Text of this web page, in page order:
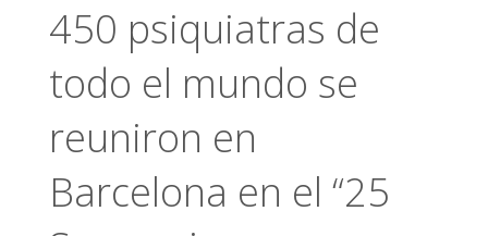
450 psiquiatras de
todo el mundo se
reuniron en
Barcelona en el “25